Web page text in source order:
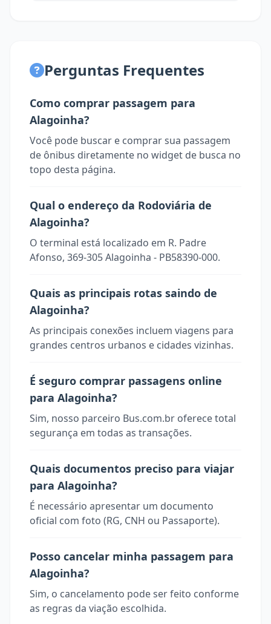
Perguntas Frequentes
Como comprar passagem para
Alagoinha?
Você pode buscar e comprar sua passagem
de ônibus diretamente no widget de busca no
topo desta página.
Qual o endereço da Rodoviária de
Alagoinha?
O terminal está localizado em R. Padre
Afonso, 369-305 Alagoinha - PB58390-000.
Quais as principais rotas saindo de
Alagoinha?
As principais conexões incluem viagens para
grandes centros urbanos e cidades vizinhas.
É seguro comprar passagens online
para Alagoinha?
Sim, nosso parceiro Bus.com.br oferece total
segurança em todas as transações.
Quais documentos preciso para viajar
para Alagoinha?
É necessário apresentar um documento
oficial com foto (RG, CNH ou Passaporte).
Posso cancelar minha passagem para
Alagoinha?
Sim, o cancelamento pode ser feito conforme
as regras da viação escolhida.